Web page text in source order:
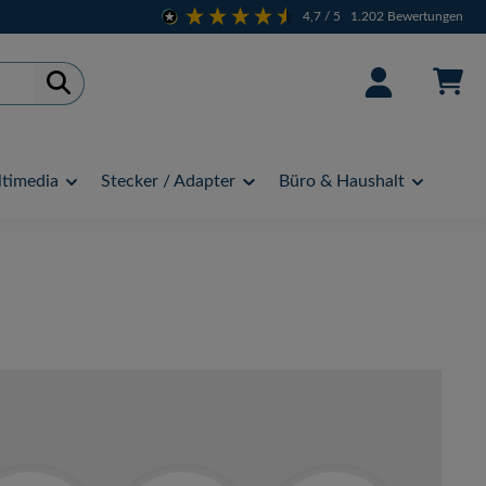
4,7 / 5 1.202 Bewertungen
Stecker / Adapter Büro & Haushalt